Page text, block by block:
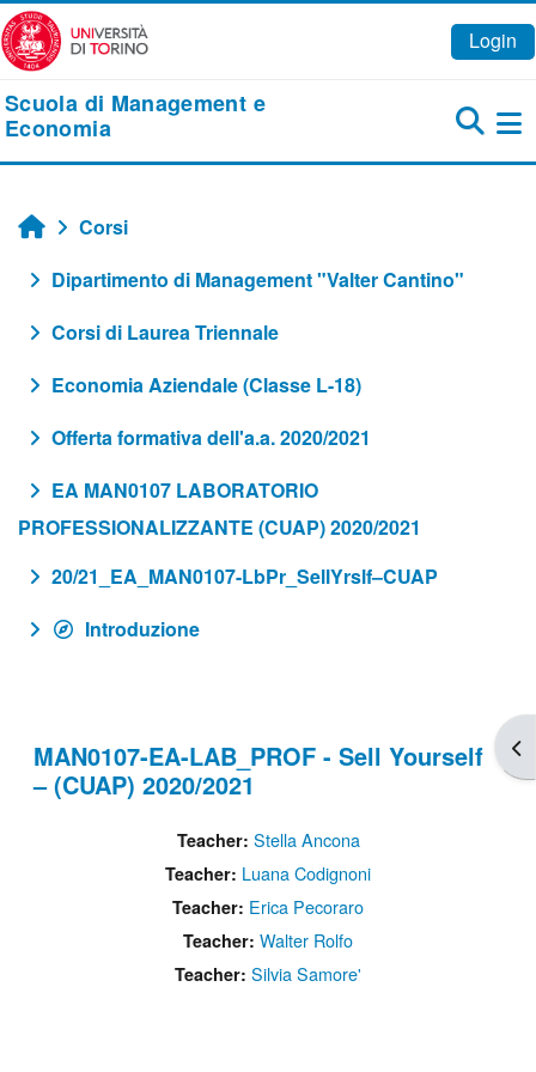
Vai al contenuto principale
Login
Scuola di Management e
Economia
Home
Corsi
Dipartimento di Management "Valter Cantino"
Corsi di Laurea Triennale
Economia Aziendale (Classe L-18)
Offerta formativa dell'a.a. 2020/2021
EA MAN0107 LABORATORIO
PROFESSIONALIZZANTE (CUAP) 2020/2021
20/21_EA_MAN0107-LbPr_SellYrslf–CUAP
Introduzione
MAN0107-EA-LAB_PROF - Sell Yourself
– (CUAP) 2020/2021
Teacher: Stella Ancona
Teacher: Luana Codignoni
Teacher: Erica Pecoraro
Teacher: Walter Rolfo
Teacher: Silvia Samore'